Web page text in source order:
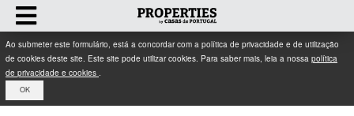
Ao submeter este formulário, está a concordar com a política de privacidade e de utilização
de cookies deste site. Este site pode utilizar cookies. Para saber mais, leia a nossa política
de privacidade e cookies .
OK